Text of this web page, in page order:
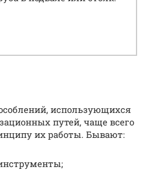
использующихся
путей, чаще всего
их работы. Бывают: